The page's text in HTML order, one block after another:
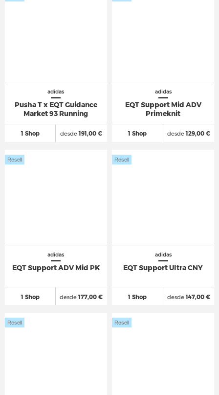
adidas
Pusha T x EQT Guidance
Market 93 Running
1 Shop desde191,00 €
adidas
EQT Support Mid ADV
Primeknit
1 Shop desde129,00 €
adidas
EQT Support ADV Mid PK
1 Shop
Resell
desde177,00 €
adidas
EQT Support Ultra CNY
1 Shop
Resell
desde147,00 €
Resell Resell